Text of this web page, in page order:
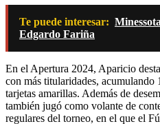
Te puede interesar:
Edgardo Fariña
En el Apertura 2024, Aparicio
con más titularidades,
tarjetas amarillas. Además de
también jugó como volante de
regulares del torneo, en el que el